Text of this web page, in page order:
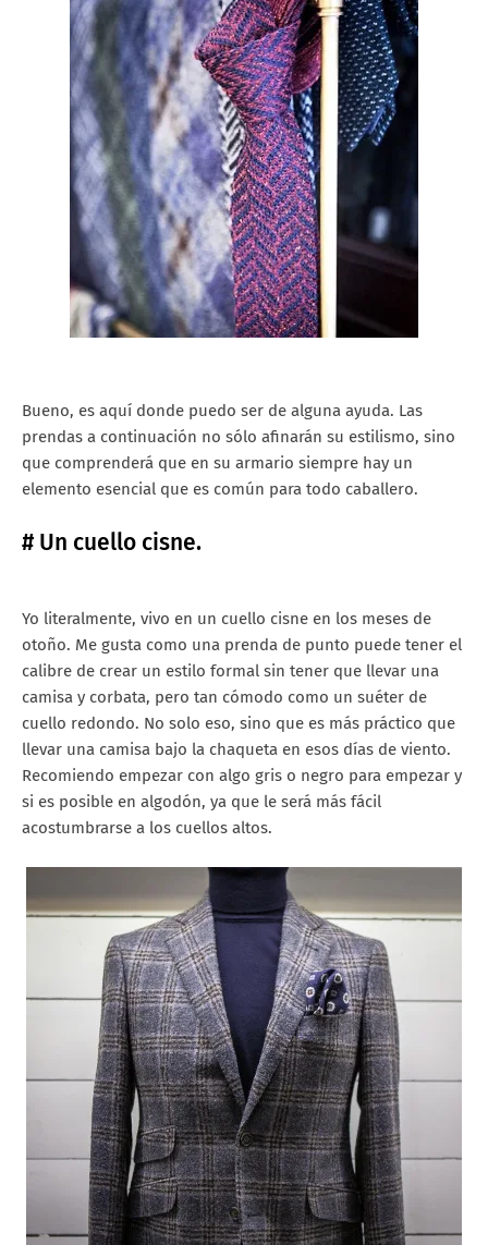
Bueno, es aquí donde puedo ser de alguna ayuda. Las
prendas a continuación no sólo afinarán su estilismo, sino
que comprenderá que en su armario siempre hay un
elemento esencial que es común para todo caballero.
# Un cuello cisne.
Yo literalmente, vivo en un cuello cisne en los meses de
otoño. Me gusta como una prenda de punto puede tener el
calibre de crear un estilo formal sin tener que llevar una
camisa y corbata, pero tan cómodo como un suéter de
cuello redondo. No solo eso, sino que es más práctico que
llevar una camisa bajo la chaqueta en esos días de viento.
Recomiendo empezar con algo gris o negro para empezar y
si es posible en algodón, ya que le será más fácil
acostumbrarse a los cuellos altos.